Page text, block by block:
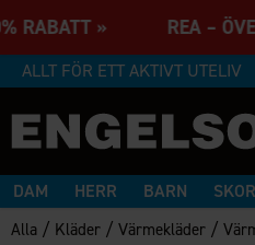
RABATT » REA –
ALLT FÖR ETT AKTIVT UTELIV
DAM HERR BARN
Alla / Kläder /Värmekläder /